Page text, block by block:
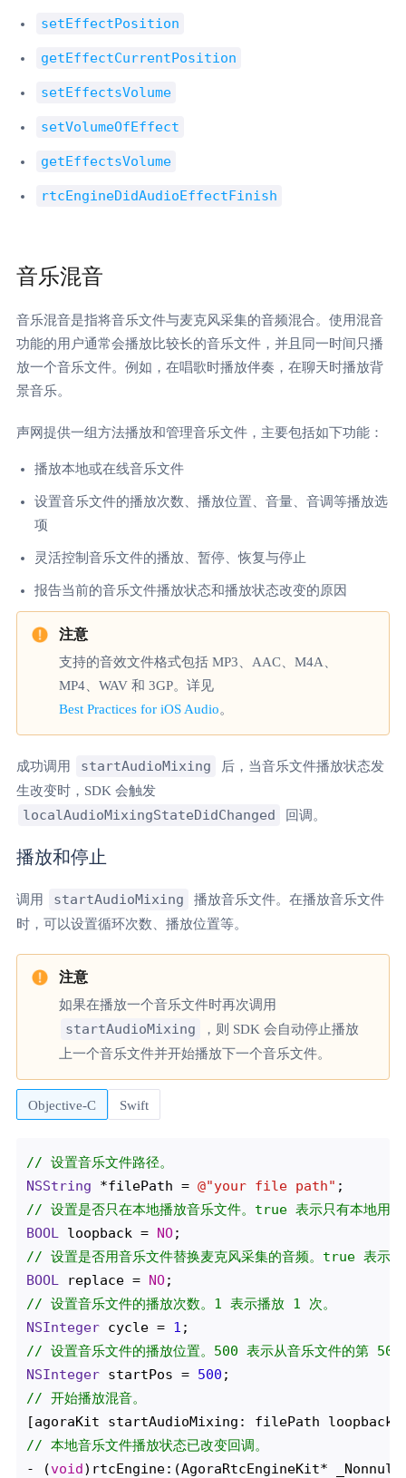
setEffectPosition
getEffectCurrentPosition
setEffectsVolume
setVolumeOfEffect
getEffectsVolume
rtcEngineDidAudioEffectFinish
音乐混音
音乐混音是指将音乐文件与麦克风采集的音频混合。使用混音
功能的用户通常会播放比较长的音乐文件，并且同一时间只播
放一个音乐文件。例如，在唱歌时播放伴奏，在聊天时播放背
景音乐。
声网提供一组方法播放和管理音乐文件，主要包括如下功能：
播放本地或在线音乐文件
设置音乐文件的播放次数、播放位置、音量、音调等播放选
项
灵活控制音乐文件的播放、暂停、恢复与停止
报告当前的音乐文件播放状态和播放状态改变的原因
支持的音效文件格式包括 MP3、AAC、M4A、
MP4、WAV 和 3GP。详见
Best Practices for iOS Audio。
成功调用 startAudioMixing
后，当音乐文件播放状态发
生改变时，SDK 会触发
localAudioMixingStateDidChanged 回调。
播放和停止
调用 startAudioMixing
播放音乐文件。在播放音乐文件
时，可以设置循环次数、播放位置等。
如果在播放一个音乐文件时再次调用
startAudioMixing
，则 SDK 会自动停止播放
上一个音乐文件并开始播放下一个音乐文件。
Objective-C Swift
// 设置音乐文件路径。
NSString *filePath = @"your file path"
// 设置是否只在本地播放音乐文件。true 表示只有本地用
BOOL loopback = NO
// 设置是否用音乐文件替换麦克风采集的音频。true 表示
BOOL replace = NO
// 设置音乐文件的播放次数。1 表示播放 1 次。
NSInteger cycle = 1
// 设置音乐文件的播放位置。500 表示从音乐文件的第
NSInteger startPos = 500
// 开始播放混音。
// 本地音乐文件播放状态已改变回调。
- (void